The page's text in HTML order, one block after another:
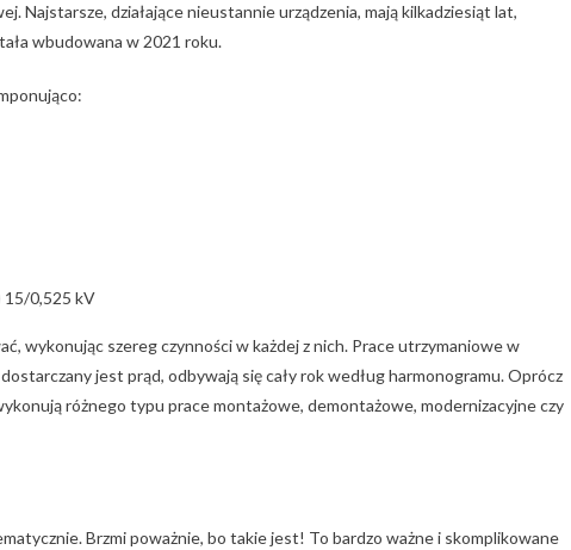
Najstarsze, działające nieustannie urządzenia, mają kilkadziesiąt lat,
wbudowana w 2021 roku.
0,525 kV
wykonując szereg czynności w każdej z nich. Prace utrzymaniowe w
jest prąd, odbywają się cały rok według harmonogramu. Oprócz
różnego typu prace montażowe, demontażowe, modernizacyjne czy
Brzmi poważnie, bo takie jest! To bardzo ważne i skomplikowane